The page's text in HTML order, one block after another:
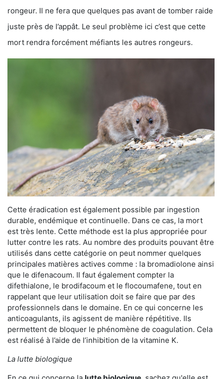
rongeur. Il ne fera que quelques pas avant de tomber raide
juste près de l’appât. Le seul problème ici c’est que cette
mort rendra forcément méfiants les autres rongeurs.
Cette éradication est également possible par ingestion
durable, endémique et continuelle. Dans ce cas, la mort
est très lente. Cette méthode est la plus appropriée pour
lutter contre les rats. Au nombre des produits pouvant être
utilisés dans cette catégorie on peut nommer quelques
principales matières actives comme : la bromadiolone ainsi
que le difenacoum. Il faut également compter la
difethialone, le brodifacoum et le flocoumafene, tout en
rappelant que leur utilisation doit se faire que par des
professionnels dans le domaine. En ce qui concerne les
anticoagulants, ils agissent de manière répétitive. Ils
permettent de bloquer le phénomène de coagulation. Cela
est réalisé à l’aide de l’inhibition de la vitamine K.
La lutte biologique